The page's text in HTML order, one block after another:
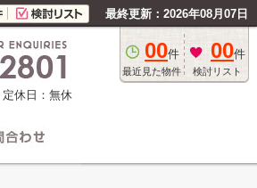
最終更新：2026年08月07日
00件
最近見た物件
00件
検討リスト
定休日：無休